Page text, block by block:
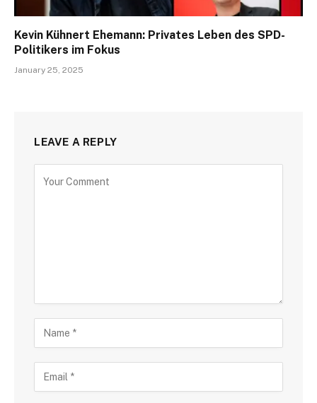
Kevin Kühnert Ehemann: Privates Leben des SPD-
Politikers im Fokus
January 25, 2025
LEAVE A REPLY